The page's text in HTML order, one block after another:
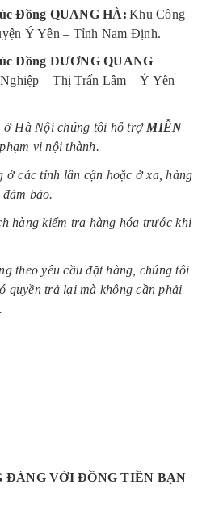
Đồng QUANG HÀ: Khu Công
Ý Yên – Tỉnh Nam Định.
Đồng DƯƠNG QUANG
– Thị Trấn Lâm – Ý Yên –
ở Hà Nội chúng tôi hỗ trợ MIỄN
vi nội thành.
ở các tỉnh lân cận hoặc ở xa, hàng
bảo.
hàng kiểm tra hàng hóa trước khi
theo yêu cầu đặt hàng, chúng tôi
quyền trả lại mà không cần phải
ĐÁNG VỚI ĐỒNG TIỀN BẠN